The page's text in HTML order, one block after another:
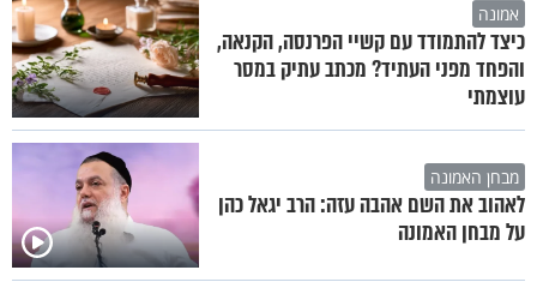
אמונה
כיצד להתמודד עם קשיי הפרנסה, הקנאה,
והפחד מפני העתיד? מכתב עתיק במסר
עוצמתי
מבחן האמונה
לאהוב את השם אהבה עזה: הרב יגאל כהן
על מבחן האמונה